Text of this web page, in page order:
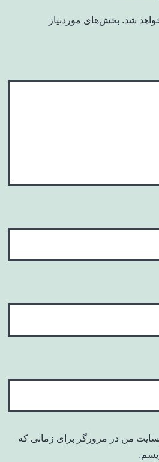
شد. بخش‌های موردنیاز
من در مرورگر برای زمانی که